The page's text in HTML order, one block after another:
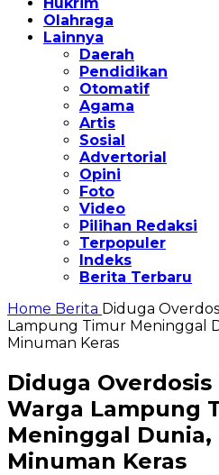
Olahraga
Lainnya
Daerah
Pendidikan
Otomatif
Agama
Artis
Sosial
Advertorial
Opini
Foto
Video
Pilihan Redaksi
Terpopuler
Indeks
Berita Terbaru
Home Berita Diduga
Lampung Timur Meninggal
Minuman Keras
Diduga Overdosis
Warga Lampung
Meninggal Dunia,
Minuman Keras